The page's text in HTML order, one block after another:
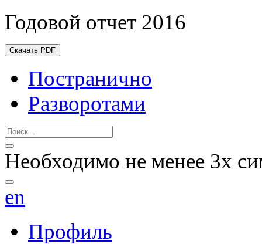
Годовой отчет 2016
Скачать PDF
Постранично
Разворотами
Необходимо не менее 3х
en
Профиль